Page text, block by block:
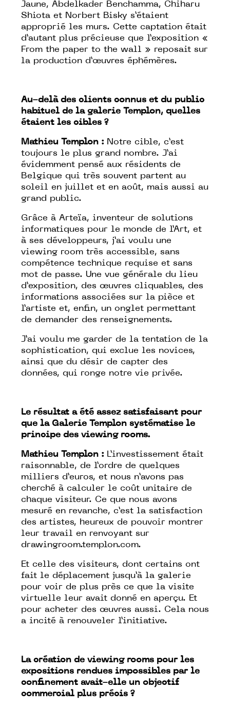
Jaune, Abdelkader Benchamma, Chiharu
Shiota et Norbert Bisky s’étaient
approprié les murs. Cette captation était
d’autant plus précieuse que l’exposition «
From the paper to the wall » reposait sur
la production d’œuvres éphémères.
Au-delà des clients connus et du public
habituel de la galerie Templon, quelles
étaient les cibles ?
Mathieu Templon : Notre cible, c’est
toujours le plus grand nombre. J’ai
évidemment pensé aux résidents de
Belgique qui très souvent partent au
soleil en juillet et en août, mais aussi au
grand public.
Grâce à Arteïa, inventeur de solutions
informatiques pour le monde de l’Art, et
à ses développeurs, j’ai voulu une
viewing room très accessible, sans
compétence technique requise et sans
mot de passe. Une vue générale du lieu
d’exposition, des œuvres cliquables, des
informations associées sur la pièce et
l’artiste et, enfin, un onglet permettant
de demander des renseignements.
J’ai voulu me garder de la tentation de la
sophistication, qui exclue les novices,
ainsi que du désir de capter des
données, qui ronge notre vie privée.
Le résultat a été assez satisfaisant pour
que la Galerie Templon systématise le
principe des viewing rooms.
Mathieu Templon : L’investissement était
raisonnable, de l’ordre de quelques
milliers d’euros, et nous n’avons pas
cherché à calculer le coût unitaire de
chaque visiteur. Ce que nous avons
mesuré en revanche, c’est la satisfaction
des artistes, heureux de pouvoir montrer
leur travail en renvoyant sur
drawingroom.templon.com.
Et celle des visiteurs, dont certains ont
fait le déplacement jusqu’à la galerie
pour voir de plus près ce que la visite
virtuelle leur avait donné en aperçu. Et
pour acheter des œuvres aussi. Cela nous
a incité à renouveler l’initiative.
La création de viewing rooms pour les
expositions rendues impossibles par le
confinement avait-elle un objectif
commercial plus précis ?